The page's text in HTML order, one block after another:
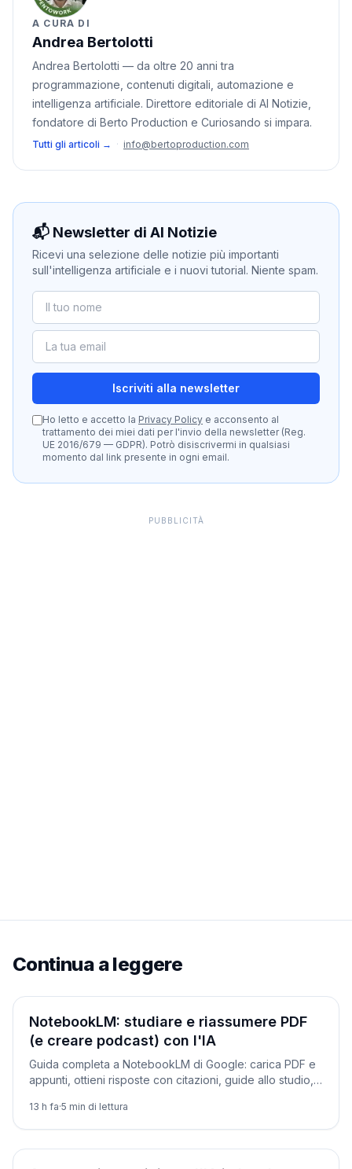
A CURA DI
Andrea Bertolotti
Andrea Bertolotti — da oltre 20 anni tra
programmazione, contenuti digitali, automazione e
intelligenza artificiale. Direttore editoriale di AI Notizie,
fondatore di Berto Production e Curiosando si impara.
Tutti gli articoli → · info@bertoproduction.com
📬 Newsletter di AI Notizie
Ricevi una selezione delle notizie più importanti
sull'intelligenza artificiale e i nuovi tutorial. Niente spam.
Iscriviti alla newsletter
Ho letto e accetto la Privacy Policy e acconsento al
trattamento dei miei dati per l'invio della newsletter (Reg.
UE 2016/679 — GDPR). Potrò disiscrivermi in qualsiasi
momento dal link presente in ogni email.
PUBBLICITÀ
Continua a leggere
Tutorial
NotebookLM: studiare e riassumere PDF
(e creare podcast) con l'IA
Guida completa a NotebookLM di Google: carica PDF e
appunti, ottieni risposte con citazioni, guide allo studio,
13 h fa·5 min di lettura